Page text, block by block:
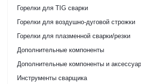
Горелки для TIG сварки
Горелки для воздушно-дуговой строжки
Горелки для плазменной сварки/резки
Дополнительные компоненты
Дополнительные компоненты и
Инструменты сварщика